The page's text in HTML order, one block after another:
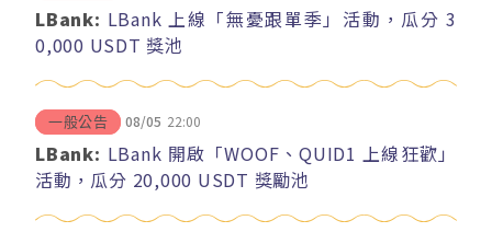
LBank: LBank 上線「無憂跟單季」活動，瓜分 3
0,000 USDT 獎池
一般公告 08/05 22:00
LBank: LBank 開啟「WOOF、QUID1 上線狂歡」
活動，瓜分 20,000 USDT 獎勵池